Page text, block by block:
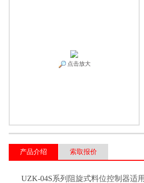
点击放大
产品介绍 索取报价
UZK-04S系列阻旋式料位控制器适